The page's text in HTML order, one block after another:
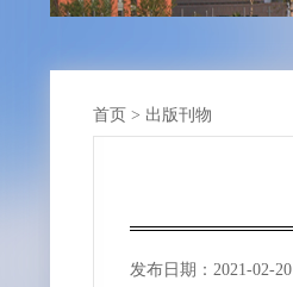
首页 > 出版刊物
发布日期： 2021-02-20